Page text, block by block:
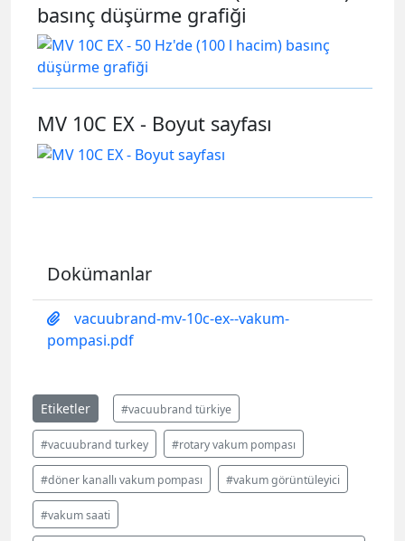
basınç düşürme grafiği
MV 10C EX - Boyut sayfası
Dokümanlar
vacuubrand-mv-10c-ex--vakum-
pompasi.pdf
Etiketler #vacuubrand türkiye
#vacuubrand turkey #rotary vakum pompası
#döner kanallı vakum pompası #vakum görüntüleyici
#vakum saati